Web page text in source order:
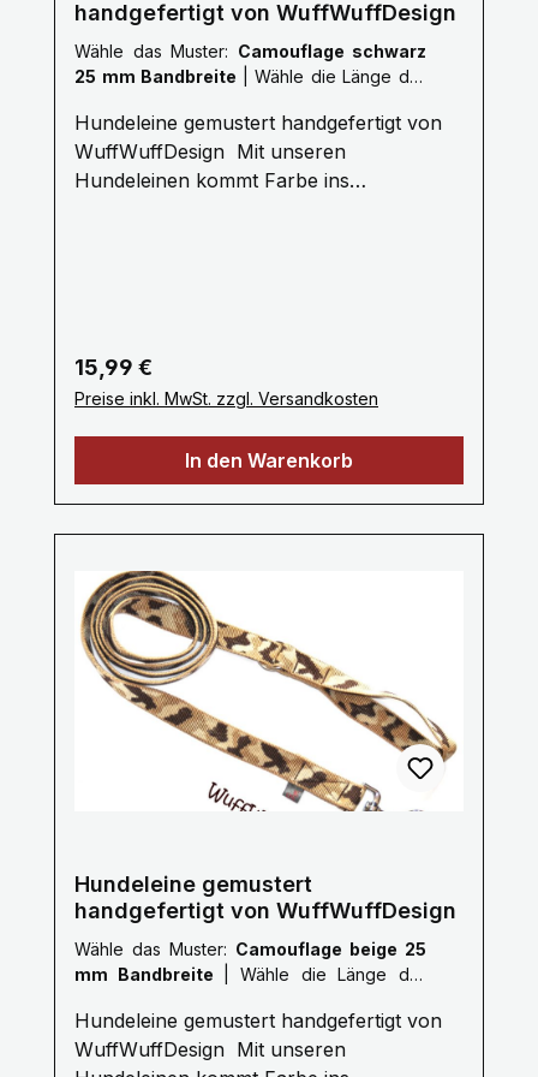
handgefertigt von WuffWuffDesign
Wähle das Muster: Camouflage schwarz
25 mm Bandbreite
Hundeleine gemustert handgefertigt von
WuffWuffDesign Mit unseren
Hundeleinen kommt Farbe ins
gefertigt, farbecht und mehrfach
Maschinen vernäht. Ein stabiler
Metallkarabiner zum sicheren einhacken
am Hundegeschirr oder Hundehalsband
bietet Ihnen viel Komfort. Unsere
Hundeleinen erhalten Sie ab 1 bis 3 Meter,
haben alle eine Breite von 25mm nur das
Karo rot ist 20mm breit. Pflegehinweise:
Handwäsche mit einem milden
Waschmittel, bitte Luft trocknen. Größe
Länge S 1,0 Meter M 1,5 Meter L 2,0
fertigen wir auch nach deinen Wünschen
auf Anfrage.Kontaktiere uns Hier! Mail:
info@wuffwuffdesign.de Phone: 0711-
Regulärer Preis:
15,99 €
Preise inkl. MwSt. zzgl. Versandkosten
In den Warenkorb
Hundeleine gemustert
handgefertigt von WuffWuffDesign
Wähle das Muster: Camouflage beige 25
mm Bandbreite
Hundeleine gemustert handgefertigt von
WuffWuffDesign Mit unseren